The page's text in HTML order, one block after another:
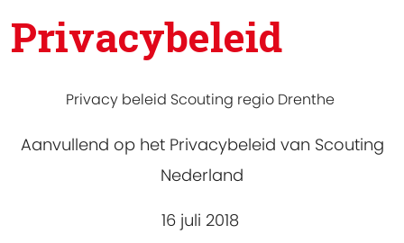
Privacybeleid
Privacy beleid Scouting regio Drenthe
Aanvullend op het Privacybeleid van Scouting
Nederland
16 juli 2018